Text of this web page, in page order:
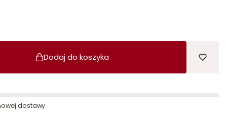
Dodaj do koszyka
dostawy